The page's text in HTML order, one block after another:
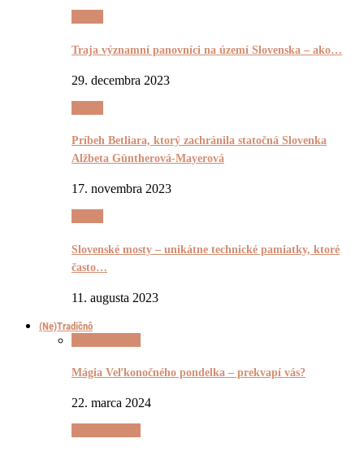
Traja významní panovníci na území Slovenska – ako…
29. decembra 2023
Príbeh Betliara, ktorý zachránila statočná Slovenka
Alžbeta Güntherová-Mayerová
17. novembra 2023
Slovenské mosty – unikátne technické pamiatky, ktoré
často…
11. augusta 2023
(Ne)Tradičnô
Mágia Veľkonočného pondelka – prekvapí vás?
22. marca 2024